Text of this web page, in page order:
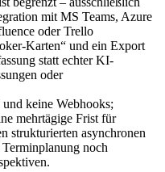
mit MS Teams, Azure
oder Trello
Karten“ und ein Export
statt echter KI-
oder
keine Webhooks;
mehrtägige Frist für
strukturierten asynchronen
noch